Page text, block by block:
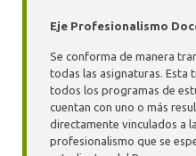
Eje Profesionalismo
Se conforma de manera
todas las asignaturas. Esta
todos los programas de
cuentan con uno o más
directamente vinculados a
profesionalismo que se